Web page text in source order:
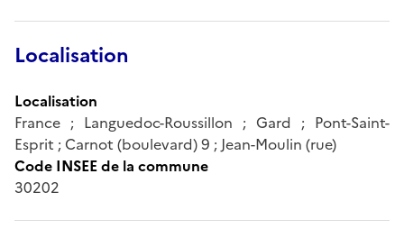
Localisation
Localisation
France ; Languedoc-Roussillon ; Gard ; Pont-Saint-
Esprit ; Carnot (boulevard) 9 ; Jean-Moulin (rue)
Code INSEE de la commune
30202